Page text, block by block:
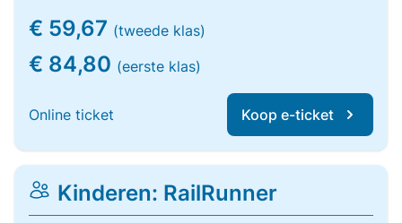
€ 59,67 (tweede klas)
€ 84,80 (eerste klas)
Online ticket Koop e-ticket
Kinderen: RailRunner